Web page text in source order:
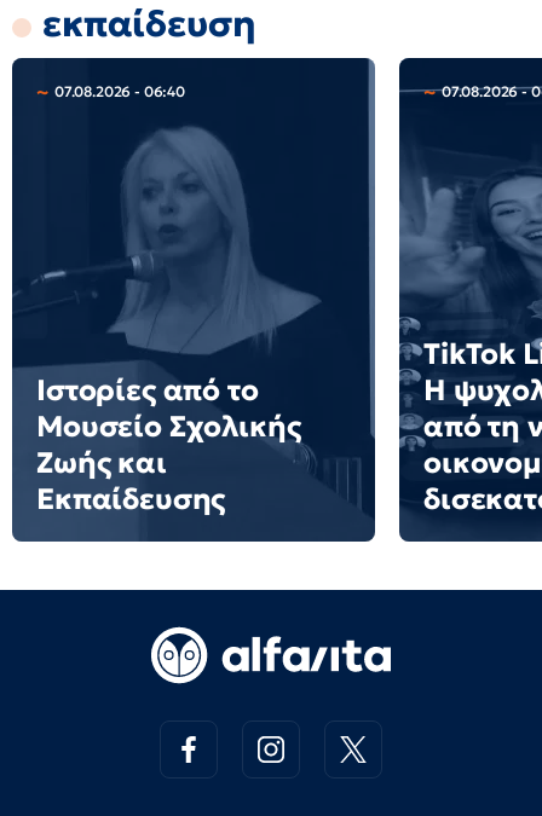
εκπαίδευση
07.08.2026 - 06:40
Ιστορίες από το
Μουσείο Σχολικής
Ζωής και
Εκπαίδευσης
07.08.2026 -
TikTok
Η
από τη